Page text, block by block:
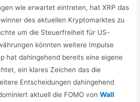
wie erwartet eintreten, hat XRP das
des aktuellen Kryptomarktes zu
um die Steuerfreiheit für US-
könnten weitere Impulse
hat dahingehend bereits eine eigene
ein klares Zeichen das die
Entscheidungen dahingehend
aktuell die FOMO vonWall